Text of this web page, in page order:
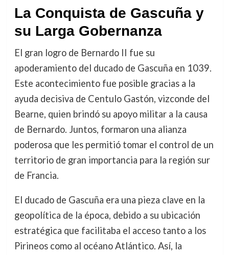
La Conquista de Gascuña y
su Larga Gobernanza
El gran logro de Bernardo II fue su
apoderamiento del ducado de Gascuña en 1039.
Este acontecimiento fue posible gracias a la
ayuda decisiva de Centulo Gastón, vizconde del
Bearne, quien brindó su apoyo militar a la causa
de Bernardo. Juntos, formaron una alianza
poderosa que les permitió tomar el control de un
territorio de gran importancia para la región sur
de Francia.
El ducado de Gascuña era una pieza clave en la
geopolítica de la época, debido a su ubicación
estratégica que facilitaba el acceso tanto a los
Pirineos como al océano Atlántico. Así, la